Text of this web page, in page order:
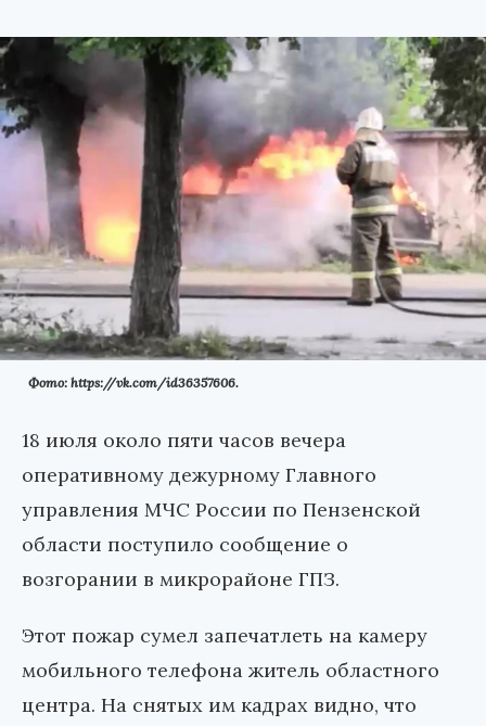
Фото: https://vk.com/id36357606.
18 июля около пяти часов вечера
оперативному дежурному Главного
управления МЧС России по Пензенской
области поступило сообщение о
возгорании в микрорайоне ГПЗ.
Этот пожар сумел запечатлеть на камеру
мобильного телефона житель областного
центра. На снятых им кадрах видно, что